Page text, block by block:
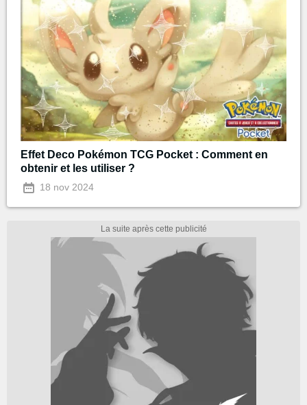
Effet Deco Pokémon TCG Pocket : Comment en
obtenir et les utiliser ?
18 nov 2024